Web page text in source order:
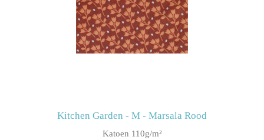
Kitchen Garden - M - Marsala Rood
Katoen 110g/m²